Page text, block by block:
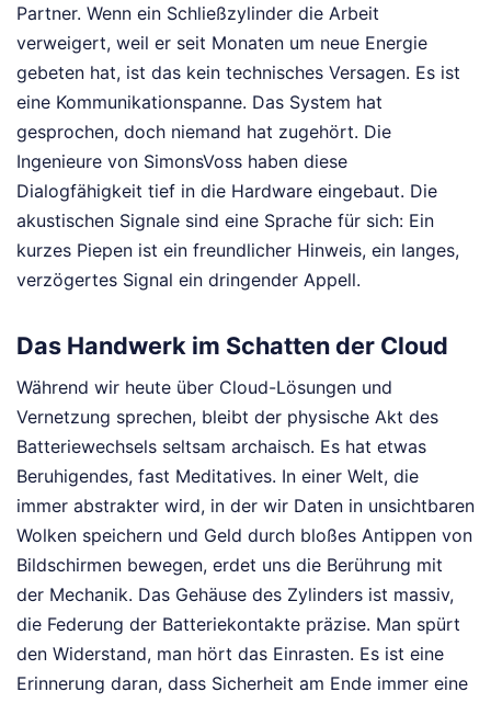
Partner. Wenn ein Schließzylinder die Arbeit
verweigert, weil er seit Monaten um neue Energie
gebeten hat, ist das kein technisches Versagen. Es ist
eine Kommunikationspanne. Das System hat
gesprochen, doch niemand hat zugehört. Die
Ingenieure von SimonsVoss haben diese
Dialogfähigkeit tief in die Hardware eingebaut. Die
akustischen Signale sind eine Sprache für sich: Ein
kurzes Piepen ist ein freundlicher Hinweis, ein langes,
verzögertes Signal ein dringender Appell.
Das Handwerk im Schatten der Cloud
Während wir heute über Cloud-Lösungen und
Vernetzung sprechen, bleibt der physische Akt des
Batteriewechsels seltsam archaisch. Es hat etwas
Beruhigendes, fast Meditatives. In einer Welt, die
immer abstrakter wird, in der wir Daten in unsichtbaren
Wolken speichern und Geld durch bloßes Antippen von
Bildschirmen bewegen, erdet uns die Berührung mit
der Mechanik. Das Gehäuse des Zylinders ist massiv,
die Federung der Batteriekontakte präzise. Man spürt
den Widerstand, man hört das Einrasten. Es ist eine
Erinnerung daran, dass Sicherheit am Ende immer eine